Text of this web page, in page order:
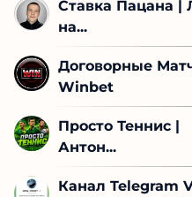
Ставка Пацана |
на...
Договорные
Winbet
Просто Теннис |
Антон...
Канал Telegram